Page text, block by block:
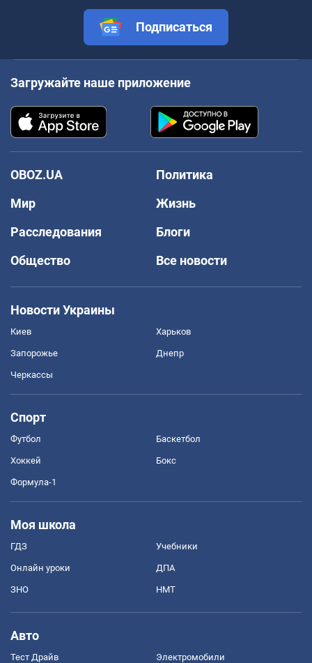
Подписаться
Загружайте наше приложение
OBOZ.UA
Политика
Мир
Жизнь
Расследования
Блоги
Общество
Все новости
Новости Украины
Киев Харьков
Запорожье Днепр
Черкассы
Спорт
Футбол Баскетбол
Хоккей Бокс
Формула-1
Моя школа
ГДЗ Учебники
Онлайн уроки ДПА
ЗНО НМТ
Авто
Тест Драйв Электромобили